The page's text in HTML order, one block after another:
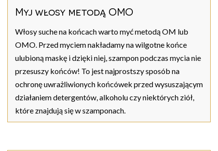
Myj włosy metodą OMO
Włosy suche na końcach warto myć metodą OM lub
OMO. Przed myciem nakładamy na wilgotne końce
ulubioną maskę i dzięki niej, szampon podczas mycia nie
przesuszy końców! To jest najprostszy sposób na
ochronę uwrażliwionych końcówek przed wysuszającym
działaniem detergentów, alkoholu czy niektórych ziół,
które znajdują się w szamponach.